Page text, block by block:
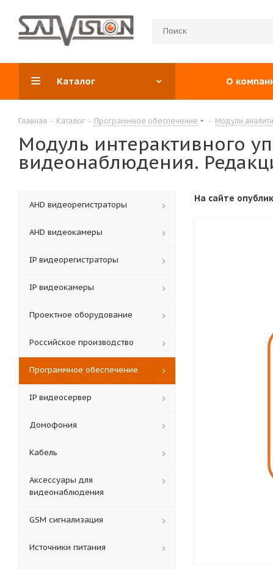
Каталог О
Главная - Каталог - Программное обеспечение - Модули
Модуль интерактивного
видеонаблюдения.
На сайте
АНD видеорегистраторы
AHD видеокамеры
IP видеорегистраторы
IP видеокамеры
Проектное оборудование
Российское производство
Программное обеспечение
IP видеосервер
Домофония
Кабель
Аксессуары для
видеонаблюдения
GSM сигнализация
Источники питания